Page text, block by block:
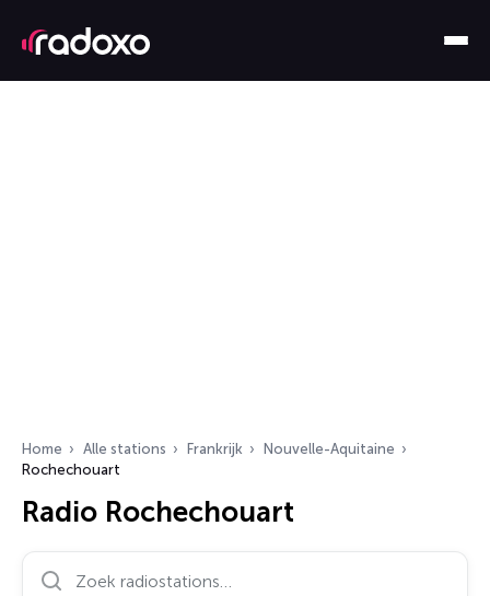
Home Alle stations Frankrijk
Nouvelle-Aquitaine
Rochechouart
Radio Rochechouart